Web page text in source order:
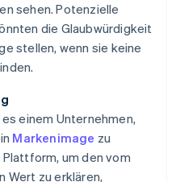
sehen. Potenzielle
die Glaubwürdigkeit
stellen, wenn sie keine
einem Unternehmen,
Markenimage zu
um den vom
Wert zu erklären,